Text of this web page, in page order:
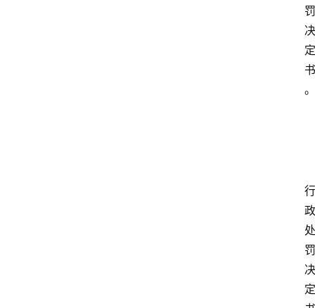
罚
决
定
书
。
行
政
处
罚
决
定